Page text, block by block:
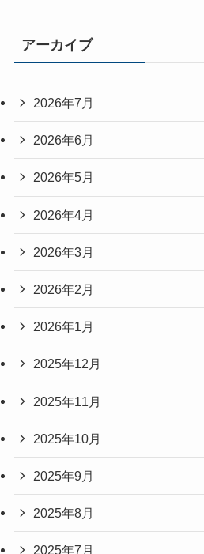
アーカイブ
2026年7月
2026年6月
2026年5月
2026年4月
2026年3月
2026年2月
2026年1月
2025年12月
2025年11月
2025年10月
2025年9月
2025年8月
2025年7月